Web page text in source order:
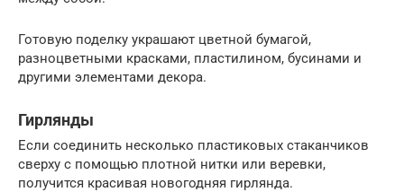
Готовую поделку украшают цветной бумагой,
разноцветными красками, пластилином, бусинами и
другими элементами декора.
Гирлянды
Если соединить несколько пластиковых стаканчиков
сверху с помощью плотной нитки или веревки,
получится красивая новогодняя гирлянда.